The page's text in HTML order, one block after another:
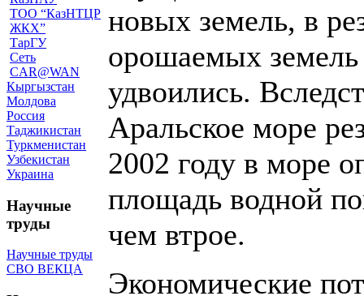
ТОО “КазНТЦР
ЖКХ”
ТарГУ
Сеть
CAR@WAN
Кыргызстан
Молдова
Россия
Таджикистан
Туркменистан
Узбекистан
Украина
Научные
труды
Научные труды
СВО ВЕКЦА
новых земель, в
орошаемых
удвоились.
Аральское море
2002 году в море
площадь водной
чем втрое.
Экономические